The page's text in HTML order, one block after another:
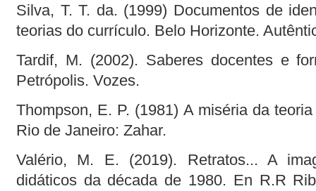
Silva, T. T. da. (1999) Documentos de
teorias do currículo. Belo Horizonte.
Tardif, M. (2002). Saberes docentes e
Petrópolis. Vozes.
Thompson, E. P. (1981) A miséria da
Rio de Janeiro: Zahar.
Valério, M. E. (2019). Retratos... A
didáticos da década de 1980. En R.R